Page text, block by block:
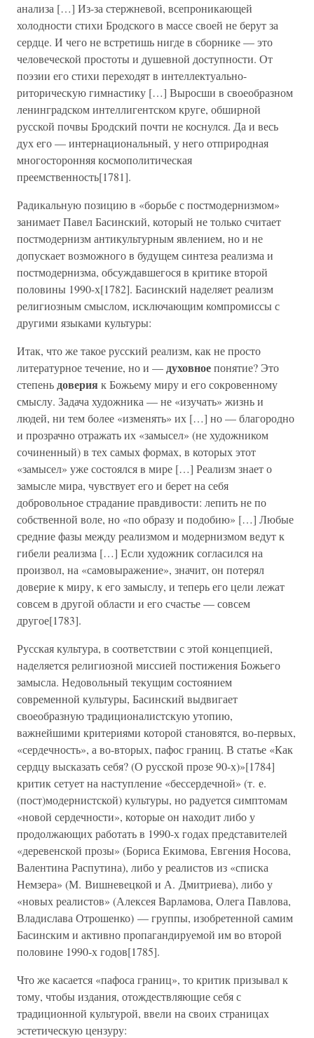
анализа […] Из-за стержневой, всепроникающей
холодности стихи Бродского в массе своей не берут за
сердце. И чего не встретишь нигде в сборнике — это
человеческой простоты и душевной доступности. От
поэзии его стихи переходят в интеллектуально-
риторическую гимнастику […] Выросши в своеобразном
ленинградском интеллигентском круге, обширной
русской почвы Бродский почти не коснулся. Да и весь
дух его — интернациональный, у него отприродная
многосторонняя космополитическая
преемственность[1781].
Радикальную позицию в «борьбе с постмодернизмом»
занимает Павел Басинский, который не только считает
постмодернизм антикультурным явлением, но и не
допускает возможного в будущем синтеза реализма и
постмодернизма, обсуждавшегося в критике второй
половины 1990-х[1782]. Басинский наделяет реализм
религиозным смыслом, исключающим компромиссы с
другими языками культуры:
Итак, что же такое русский реализм, как не просто
литературное течение, но и —духовноепонятие? Это
степеньдоверия к Божьему миру и его сокровенному
смыслу. Задача художника — не «изучать» жизнь и
людей, ни тем более «изменять» их […] но — благородно
и прозрачно отражать их «замысел» (не художником
сочиненный) в тех самых формах, в которых этот
«замысел» уже состоялся в мире […] Реализм знает о
замысле мира, чувствует его и берет на себя
добровольное страдание правдивости: лепить не по
собственной воле, но «по образу и подобию» […] Любые
средние фазы между реализмом и модернизмом ведут к
гибели реализма […] Если художник согласился на
произвол, на «самовыражение», значит, он потерял
доверие к миру, к его замыслу, и теперь его цели лежат
совсем в другой области и его счастье — совсем
другое[1783].
Русская культура, в соответствии с этой концепцией,
наделяется религиозной миссией постижения Божьего
замысла. Недовольный текущим состоянием
современной культуры, Басинский выдвигает
своеобразную традиционалистскую утопию,
важнейшими критериями которой становятся, во-первых,
«сердечность», а во-вторых, пафос границ. В статье «Как
сердцу высказать себя? (О русской прозе 90-х)»[1784]
критик сетует на наступление «бессердечной» (т. е.
(пост)модернистской) культуры, но радуется симптомам
«новой сердечности», которые он находит либо у
продолжающих работать в 1990-х годах представителей
«деревенской прозы» (Бориса Екимова, Евгения Носова,
Валентина Распутина), либо у реалистов из «списка
Немзера» (М. Вишневецкой и А. Дмитриева), либо у
«новых реалистов» (Алексея Варламова, Олега Павлова,
Владислава Отрошенко) — группы, изобретенной самим
Басинским и активно пропагандируемой им во второй
половине 1990-х годов[1785].
Что же касается «пафоса границ», то критик призывал к
тому, чтобы издания, отождествляющие себя с
традиционной культурой, ввели на своих страницах
эстетическую цензуру: